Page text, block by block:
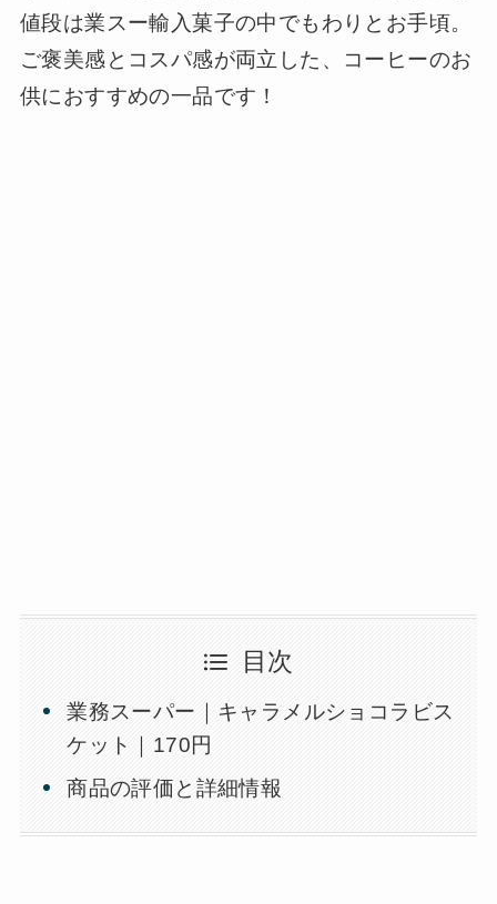
値段は業スー輸入菓子の中でもわりとお手頃。
ご褒美感とコスパ感が両立した、コーヒーのお
供におすすめの一品です！
目次
業務スーパー｜キャラメルショコラビス
ケット｜170円
商品の評価と詳細情報